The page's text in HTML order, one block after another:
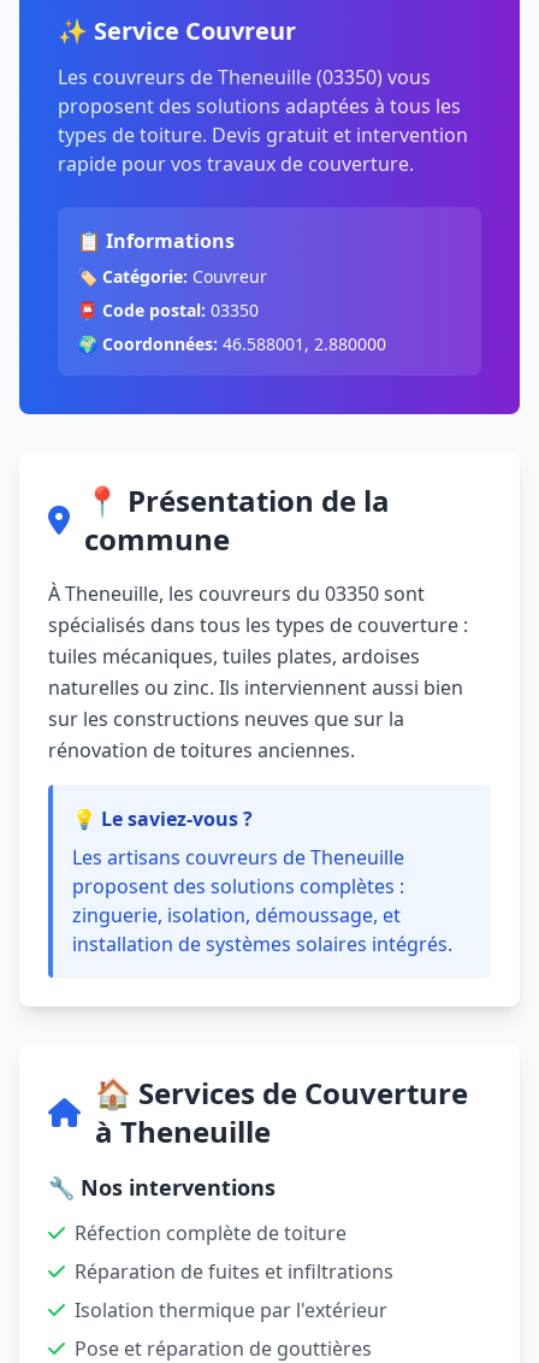
✨ Service Couvreur
Les couvreurs de Theneuille (03350) vous
proposent des solutions adaptées à tous les
types de toiture. Devis gratuit et intervention
rapide pour vos travaux de couverture.
📋 Informations
🏷️ Catégorie: Couvreur
📮 Code postal: 03350
🌍 Coordonnées: 46.588001, 2.880000
📍 Présentation de la
commune
À Theneuille, les couvreurs du 03350 sont
spécialisés dans tous les types de couverture :
tuiles mécaniques, tuiles plates, ardoises
naturelles ou zinc. Ils interviennent aussi bien
sur les constructions neuves que sur la
rénovation de toitures anciennes.
💡 Le saviez-vous ?
Les artisans couvreurs de Theneuille
proposent des solutions complètes :
zinguerie, isolation, démoussage, et
installation de systèmes solaires intégrés.
🏠 Services de Couverture
à Theneuille
🔧 Nos interventions
Réfection complète de toiture
Réparation de fuites et infiltrations
Isolation thermique par l'extérieur
Pose et réparation de gouttières